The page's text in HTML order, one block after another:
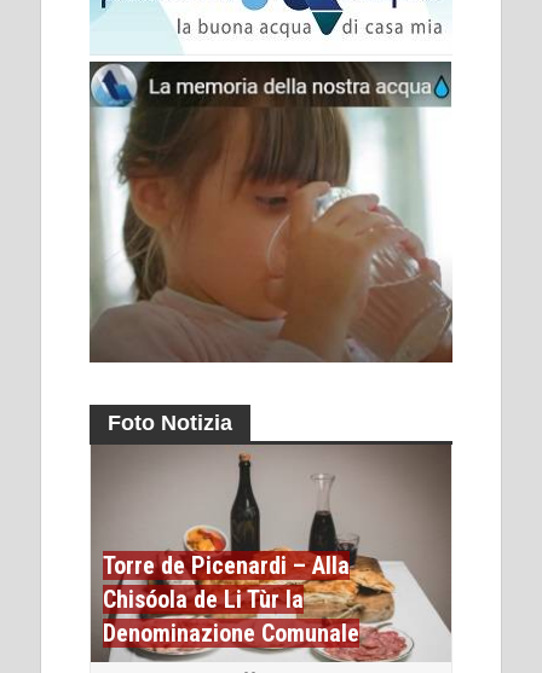
Foto Notizia
Torre de Picenardi – Alla
Chisóola de Li Tùr la
Denominazione Comunale